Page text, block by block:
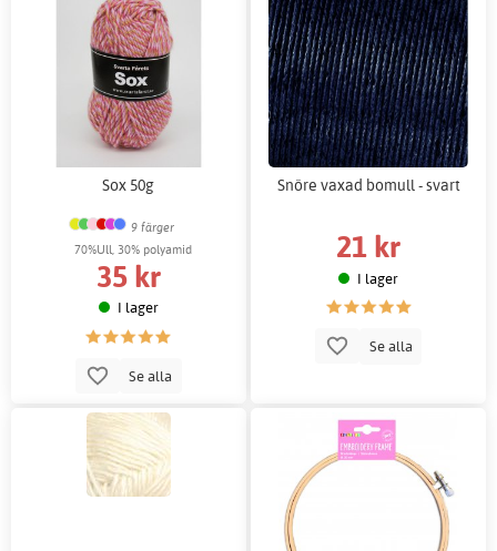
Sox 50g
9 färger
70%Ull, 30% polyamid
35 kr
I lager
Se alla
Snöre vaxad bomull - svart
21 kr
I lager
Se alla